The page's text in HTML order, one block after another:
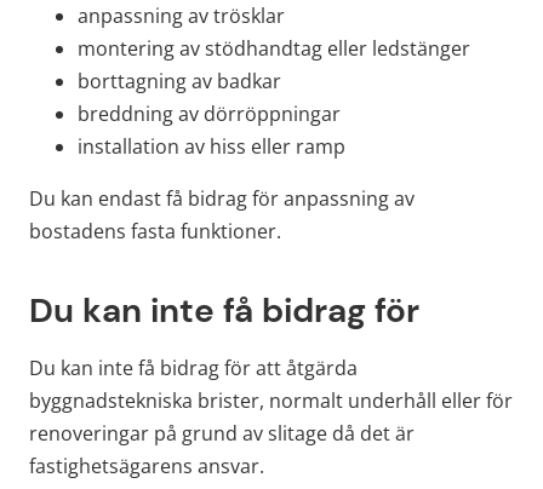
anpassning av trösklar
montering av stödhandtag eller ledstänger
borttagning av badkar
breddning av dörröppningar
installation av hiss eller ramp
Du kan endast få bidrag för anpassning av
bostadens fasta funktioner.
Du kan inte få bidrag för
Du kan inte få bidrag för att åtgärda
byggnadstekniska brister, normalt underhåll eller för
renoveringar på grund av slitage då det är
fastighetsägarens ansvar.